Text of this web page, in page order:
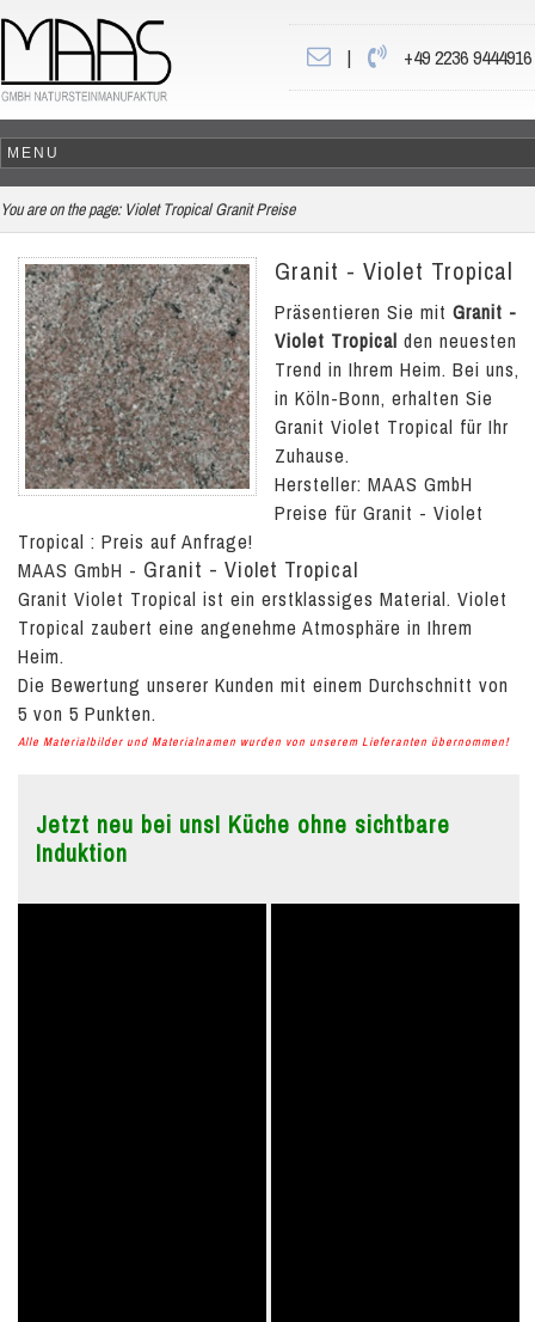
| +49 2236 9444916
You are on the page: Violet Tropical Granit Preise
Granit - Violet Tropical
Präsentieren Sie mit Granit -
Violet Tropical den neuesten
Trend in Ihrem Heim. Bei uns,
in Köln-Bonn, erhalten Sie
Granit Violet Tropical für Ihr
Zuhause.
Hersteller: MAAS GmbH
Preise für Granit - Violet
Tropical : Preis auf Anfrage!
MAAS GmbH - Granit - Violet Tropical
Granit Violet Tropical ist ein erstklassiges Material. Violet
Tropical zaubert eine angenehme Atmosphäre in Ihrem
Heim.
Die Bewertung unserer Kunden mit einem Durchschnitt von
5 von 5 Punkten.
Alle Materialbilder und Materialnamen wurden von unserem Lieferanten übernommen!
Jetzt neu bei uns! Küche ohne sichtbare
Induktion